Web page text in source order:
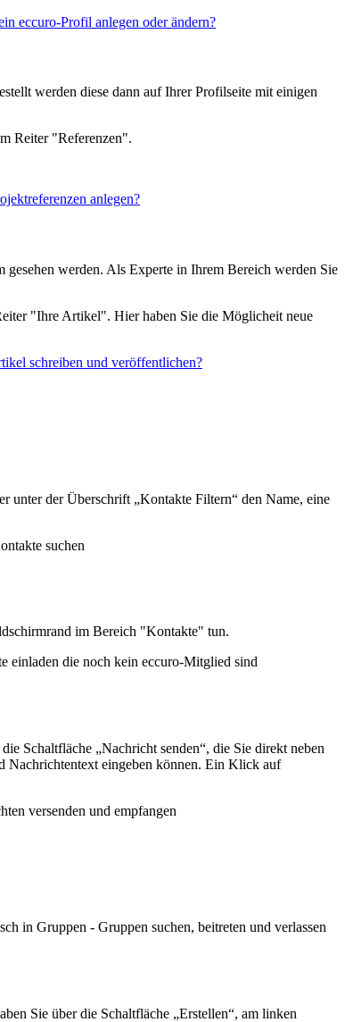
eccuro-Profil anlegen oder ändern?
werden diese dann auf Ihrer Profilseite mit einigen
Reiter "Referenzen".
anlegen?
werden. Als Experte in Ihrem Bereich werden Sie
"Ihre Artikel". Hier haben Sie die Möglicheit neue
schreiben und veröffentlichen?
unter der Überschrift „Kontakte Filtern“ den Name, eine
suchen
im Bereich "Kontakte" tun.
einladen die noch kein eccuro-Mitglied sind
Schaltfläche „Nachricht senden“, die Sie direkt neben
Nachrichtentext eingeben können. Ein Klick auf
versenden und empfangen
in Gruppen - Gruppen suchen, beitreten und verlassen
Sie über die Schaltfläche „Erstellen“, am linken